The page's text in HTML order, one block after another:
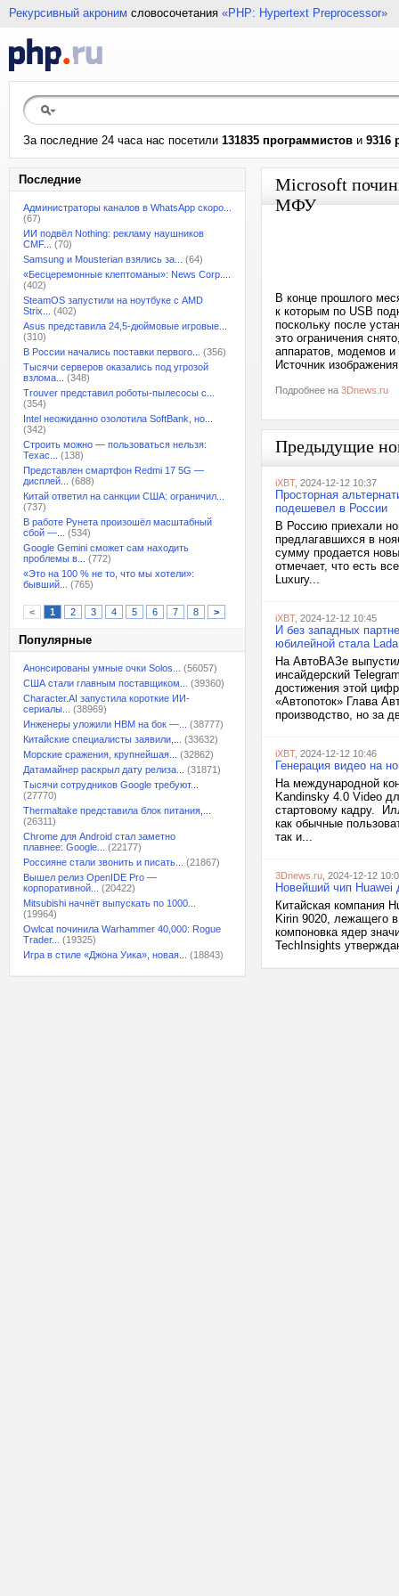
Рекурсивный акроним словосочетания «PHP: Hypertext Preprocessor»
За последние 24 часа нас посетили 131835 программистов и 9316
Последние
Администраторы каналов в WhatsApp скоро...
(67)
ИИ подвёл Nothing: рекламу наушников
CMF...
(70)
Samsung и Mousterian взялись за...
(64)
«Бесцеремонные клептоманы»: News Corp....
(402)
SteamOS запустили на ноутбуке с AMD
Strix...
(402)
Asus представила 24,5-дюймовые игровые...
(310)
В России начались поставки первого...
(356)
Тысячи серверов оказались под угрозой
взлома...
(348)
Trouver представил роботы-пылесосы с...
(354)
Intel неожиданно озолотила SoftBank, но...
(342)
Строить можно — пользоваться нельзя:
Техас...
(138)
Представлен смартфон Redmi 17 5G —
дисплей...
(688)
Китай ответил на санкции США: ограничил...
(737)
В работе Рунета произошёл масштабный
сбой —...
(534)
Google Gemini сможет сам находить
проблемы в...
(772)
«Это на 100 % не то, что мы хотели»:
бывший...
(765)
< 1 2 3 4 5 6 7 8 >
Популярные
Анонсированы умные очки Solos...
(56057)
США стали главным поставщиком...
(39360)
Character.AI запустила короткие ИИ-
сериалы...
(38969)
Инженеры уложили HBM на бок —...
(38777)
Китайские специалисты заявили,...
(33632)
Морские сражения, крупнейшая...
(32862)
Датамайнер раскрыл дату релиза...
(31871)
Тысячи сотрудников Google требуют...
(27770)
Thermaltake представила блок питания,...
(26311)
Chrome для Android стал заметно
плавнее: Google...
(22177)
Россияне стали звонить и писать...
(21867)
Вышел релиз OpenIDE Pro —
корпоративной...
(20422)
Mitsubishi начнёт выпускать по 1000...
(19964)
Owlcat починила Warhammer 40,000: Rogue
Trader...
(19325)
Игра в стиле «Джона Уика», новая...
(18843)
Microsoft
МФУ
В конце прошлого
к которым по USB
поскольку после
это ограничения
аппаратов, модемов и
Источник
Подробнее на 3Dnews.ru
Предыдущие
iXBT, 2024-12-12 10:37
Просторная
подешевел в России
В Россию приехали
предлагавшихся в
сумму продается
отмечает, что есть
Luxury...
iXBT, 2024-12-12 10:45
И без западных
юбилейной стала
На АвтоВАЗе
инсайдерский
достижения этой
«Автопоток» Глава
производство, но за
iXBT, 2024-12-12 10:46
Генерация видео на
На международной
Kandinsky 4.0 Video
стартовому кадру.
как обычные
так и...
3Dnews.ru , 2024-12-12
Новейший чип Huawei
Китайская компания
Kirin 9020, лежащего
компоновка ядер
TechInsights